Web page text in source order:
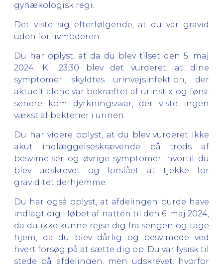
gynækologisk regi.
Det viste sig efterfølgende, at du var gravid
uden for livmoderen.
Du har oplyst, at da du blev tilset den 5. maj
2024. Kl. 23:30 blev det vurderet, at dine
symptomer skyldtes urinvejsinfektion, der
aktuelt alene var bekræftet af urinstix, og først
senere kom dyrkningssvar, der viste ingen
vækst af bakterier i urinen.
Du har videre oplyst, at du blev vurderet ikke
akut indlæggelseskrævende på trods af
besvimelser og øvrige symptomer, hvortil du
blev udskrevet og forslået at tjekke for
graviditet derhjemme.
Du har også oplyst, at afdelingen burde have
indlagt dig i løbet af natten til den 6. maj 2024,
da du ikke kunne rejse dig fra sengen og tage
hjem, da du blev dårlig og besvimede ved
hvert forsøg på at sætte dig op. Du var fysisk til
stede på afdelingen, men udskrevet, hvorfor